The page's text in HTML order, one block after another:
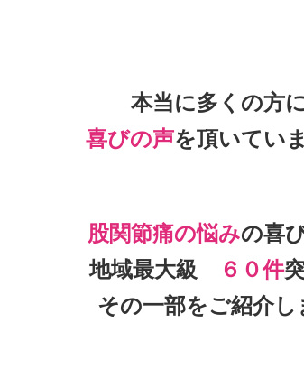
本当に多くの方
喜びの声を頂いてい
股関節痛の悩みの喜
地域最大級
６０件
その一部をご紹介し